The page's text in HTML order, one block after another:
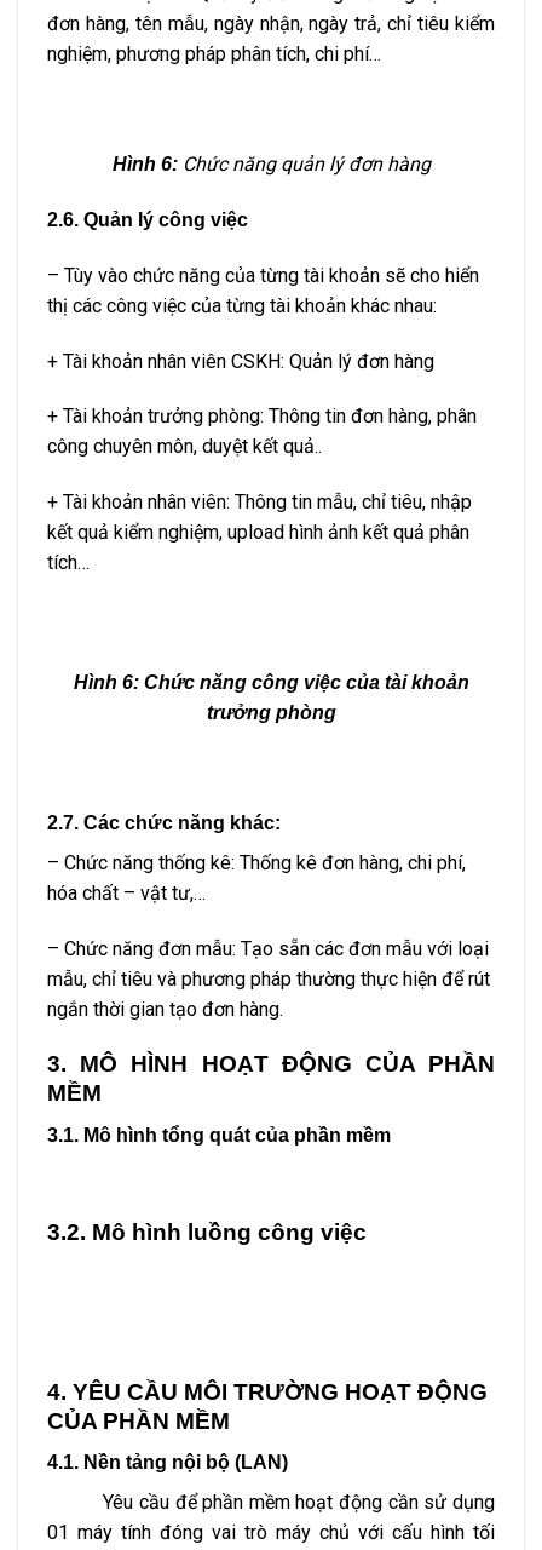
đơn hàng, tên mẫu, ngày nhận, ngày trả, chỉ tiêu kiểm
nghiệm, phương pháp phân tích, chi phí…
Hình 6:Chức năng quản lýđơn hàng
2.6. Quản lý công việc
– Tùy vào chức năng của từng tài khoản sẽ cho hiển
thị các công việc của từng tài khoản khác nhau:
+ Tài khoản nhân viên CSKH: Quản lý đơn hàng
+ Tài khoản trưởng phòng: Thông tin đơn hàng, phân
công chuyên môn, duyệt kết quả..
+ Tài khoản nhân viên: Thông tin mẫu, chỉ tiêu, nhập
kết quả kiểm nghiệm, upload hình ảnh kết quả phân
tích…
Hình 6:Chức năng công việc của tài khoản
trưởng phòng
2.7. Các chức năng khác:
– Chức năng thống kê: Thống kê đơn hàng, chi phí,
hóa chất – vật tư,…
– Chức năng đơn mẫu: Tạo sẵn các đơn mẫu với loại
mẫu, chỉ tiêu và phương pháp thường thực hiện để rút
ngắn thời gian tạo đơn hàng.
3. MÔ HÌNH HOẠT ĐỘNG CỦA PHẦN
MỀM
3.1. Mô hình tổng quát của phần mềm
3.2. Mô hình luồng công việc
4. YÊU CẦU MÔI TRƯỜNG HOẠT ĐỘNG
CỦA PHẦN MỀM
4.1. Nền tảng nội bộ (LAN)
Yêu cầu để phần mềm hoạt động cần sử dụng
01 máy tính đóng vai trò máy chủ với cấu hình tối